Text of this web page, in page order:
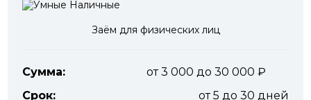
Заём для физических лиц
Сумма:
от 3 000 до 30 000
Срок:
от 5 до 30 дней